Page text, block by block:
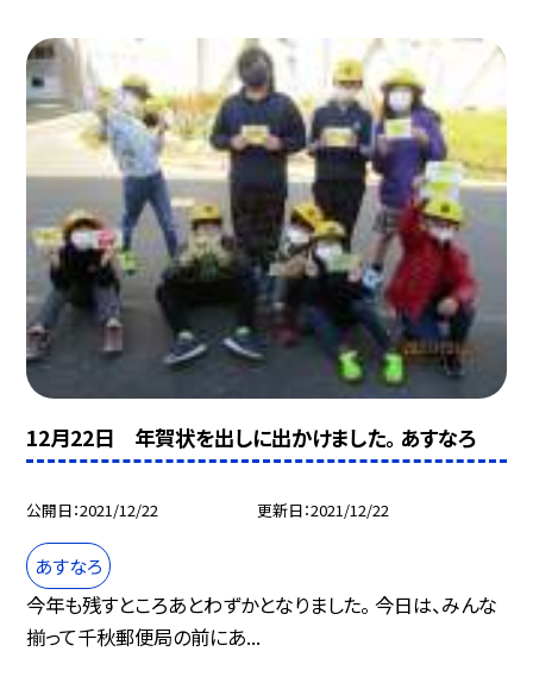
12月22日 年賀状を出しに出かけました。 あすなろ
公開日 2021/12/22 更新日 2021/12/22
あすなろ
今年も残すところあとわずかとなりました。 今日は、みんな
揃って千秋郵便局の前にあ...